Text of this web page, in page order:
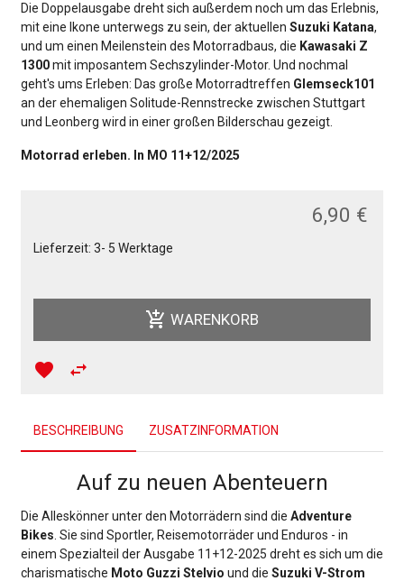
Die Doppelausgabe dreht sich außerdem noch um das Erlebnis,
mit eine Ikone unterwegs zu sein, der aktuellen Suzuki Katana,
und um einen Meilenstein des Motorradbaus, die Kawasaki Z
1300mit imposantem Sechszylinder-Motor. Und nochmal
geht's ums Erleben: Das große Motorradtreffen Glemseck101
an der ehemaligen Solitude-Rennstrecke zwischen Stuttgart
und Leonberg wird in einer großen Bilderschau gezeigt.
Motorrad erleben. In MO 11+12/2025
6,90 €
Lieferzeit: 3- 5 Werktage
add_shopping_cart WARENKORB
favorite swap_horiz
BESCHREIBUNG ZUSATZINFORMATION
Auf zu neuen Abenteuern
Die Alleskönner unter den Motorrädern sind die Adventure
Bikes . Sie sind Sportler, Reisemotorräder und Enduros - in
einem Spezialteil der Ausgabe 11+12-2025 dreht es sich um die
charismatische Moto Guzzi Stelvio und die Suzuki V-Strom